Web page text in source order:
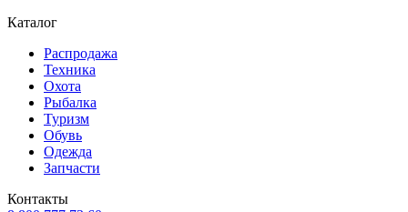
Каталог
Распродажа
Техника
Охота
Рыбалка
Туризм
Обувь
Одежда
Запчасти
Контакты